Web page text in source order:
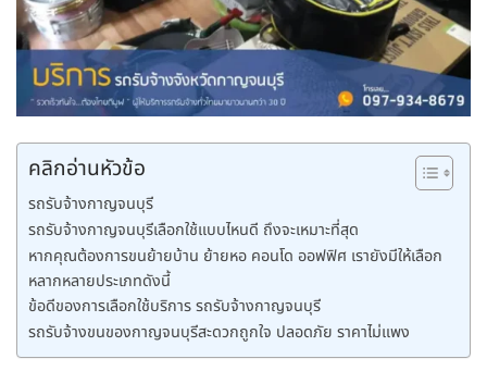
คลิกอ่านหัวข้อ
รถรับจ้างกาญจนบุรี
รถรับจ้างกาญจนบุรีเลือกใช้แบบไหนดี ถึงจะเหมาะที่สุด
หากคุณต้องการขนย้ายบ้าน ย้ายหอ คอนโด ออฟฟิศ เรายังมีให้เลือก
หลากหลายประเภทดังนี้
ข้อดีของการเลือกใช้บริการ รถรับจ้างกาญจนบุรี
รถรับจ้างขนของกาญจนบุรีสะดวกถูกใจ ปลอดภัย ราคาไม่แพง